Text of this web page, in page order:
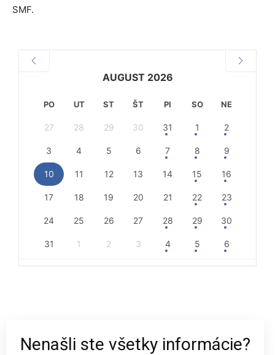
SMF.
AUGUST 2026
PO UT ST ŠT PI SO NE
27 28 29 30 31 1 2
3 4 5 6 7 8 9
10 11 12 13 14 15 16
17 18 19 20 21 22 23
24 25 26 27 28 29 30
31 1 2 3 4 5 6
Nenašli ste všetky informácie?